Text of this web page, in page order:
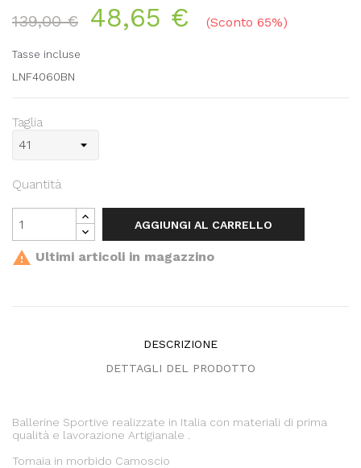
139,00 € 48,65 € Sconto 65%
Tasse incluse
LNF4060BN
Taglia
Quantità
AGGIUNGI AL CARRELLO
 Ultimi articoli in magazzino
DESCRIZIONE
DETTAGLI DEL PRODOTTO
Ballerine Sportive realizzate in Italia con materiali di prima
qualità e lavorazione Artigianale .
Tomaia in morbido Camoscio